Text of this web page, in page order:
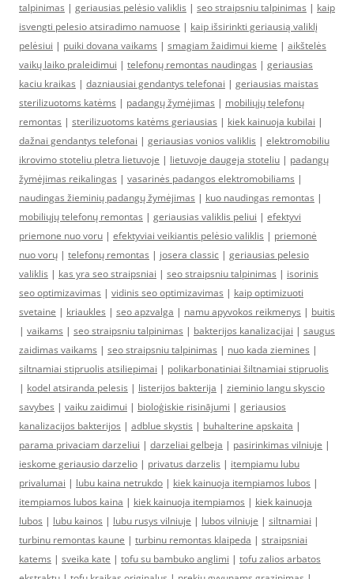
talpinimas | geriausias pelėsio valiklis | seo straipsniu talpinimas | kaip
isvengti pelesio atsiradimo namuose | kaip išsirinkti geriausią valiklį
pelėsiui | puiki dovana vaikams | smagiam žaidimui kieme | aikštelės
vaikų laiko praleidimui | telefonų remontas naudingas | geriausias
kaciu kraikas | dazniausiai gendantys telefonai | geriausias maistas
sterilizuotoms katėms | padangų žymėjimas | mobiliųjų telefonų
remontas | sterilizuotoms katėms geriausias | kiek kainuoja kubilai |
dažnai gendantys telefonai | geriausias vonios valiklis | elektromobiliu
ikrovimo stoteliu pletra lietuvoje | lietuvoje daugeja stoteliu | padangų
žymėjimas reikalingas | vasarinės padangos elektromobiliams |
naudingas žieminių padangų žymėjimas | kuo naudingas remontas |
mobiliųjų telefonų remontas | geriausias valiklis peliui | efektyvi
priemone nuo voru | efektyviai veikiantis pelėsio valiklis | priemonė
nuo vorų | telefonų remontas | josera classic | geriausias pelesio
valiklis | kas yra seo straipsniai | seo straipsniu talpinimas | isorinis
seo optimizavimas | vidinis seo optimizavimas | kaip optimizuoti
svetaine | kriaukles | seo apzvalga | namu apyvokos reikmenys | buitis
| vaikams | seo straipsniu talpinimas | bakterijos kanalizacijai | saugus
zaidimas vaikams | seo straipsniu talpinimas | nuo kada ziemines |
siltnamiai stipruolis atsiliepimai | polikarbonatiniai šiltnamiai stipruolis
| kodel atsiranda pelesis | listerijos bakterija | zieminio langu skyscio
savybes | vaiku zaidimui | bioloģiskie risinājumi | geriausios
kanalizacijos bakterijos | adblue skystis | buhalterine apskaita |
parama privaciam darzeliui | darzeliai gelbeja | pasirinkimas vilniuje |
ieskome geriausio darzelio | privatus darzelis | itempiamu lubu
privalumai | lubu kaina netrukdo | kiek kainuoja itempiamos lubos |
itempiamos lubos kaina | kiek kainuoja itempiamos | kiek kainuoja
lubos | lubu kainos | lubu rusys vilniuje | lubos vilniuje | siltnamiai |
turbinu remontas kaune | turbinu remontas klaipeda | straipsniai
katems | sveika kate | tofu su bambuko anglimi | tofu zalios arbatos